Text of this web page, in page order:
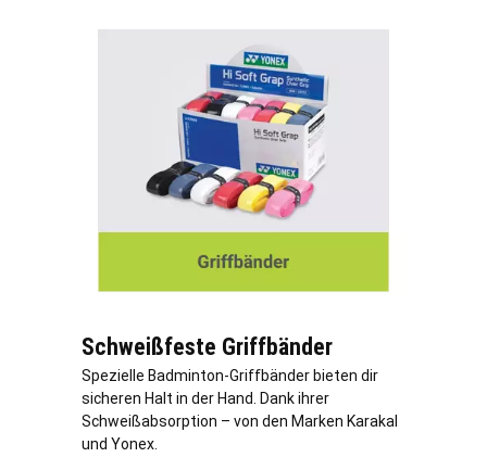
Schweißfeste Griffbänder
Spezielle Badminton-Griffbänder bieten dir
sicheren Halt in der Hand. Dank ihrer
Schweißabsorption – von den Marken Karakal
und Yonex.